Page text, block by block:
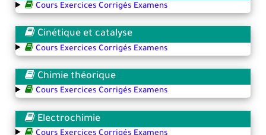
Cours Exercices Corrigés Examens
Cinétique et catalyse
Cours Exercices Corrigés Examens
Chimie théorique
Cours Exercices Corrigés Examens
Electrochimie